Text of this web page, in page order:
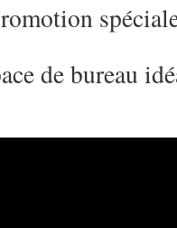
de bureau